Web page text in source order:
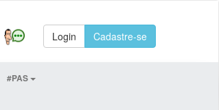
Login Cadastre-se
#PAS